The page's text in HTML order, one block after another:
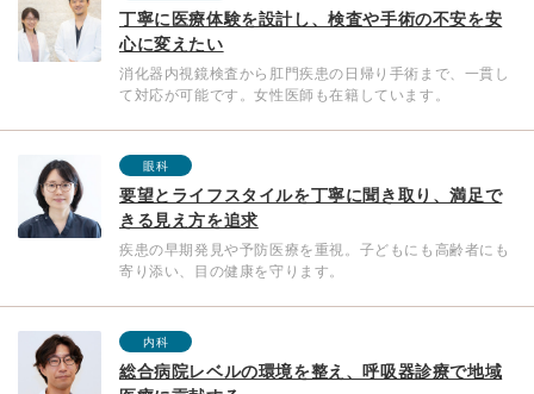
丁寧に医療体験を設計し、検査や手術の不安を安
心に変えたい
消化器内視鏡検査から肛門疾患の日帰り手術まで、一貫し
て対応が可能です。女性医師も在籍しています。
眼科
要望とライフスタイルを丁寧に聞き取り、満足で
きる見え方を追求
疾患の早期発見や予防医療を重視。子どもにも高齢者にも
寄り添い、目の健康を守ります。
内科
総合病院レベルの環境を整え、呼吸器診療で地域